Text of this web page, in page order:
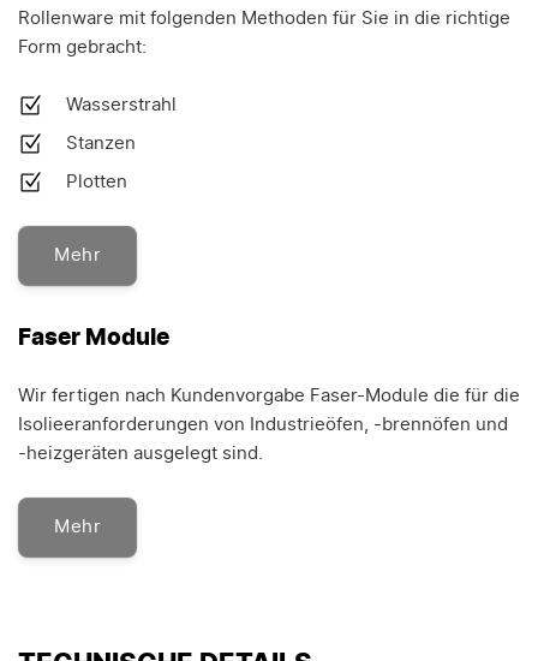
Rollenware mit folgenden Methoden für Sie in die richtige
Form gebracht:
Wasserstrahl
Stanzen
Plotten
Mehr
Faser Module
Wir fertigen nach Kundenvorgabe Faser-Module die für die
Isolieeranforderungen von Industrieöfen, -brennöfen und
-heizgeräten ausgelegt sind.
Mehr